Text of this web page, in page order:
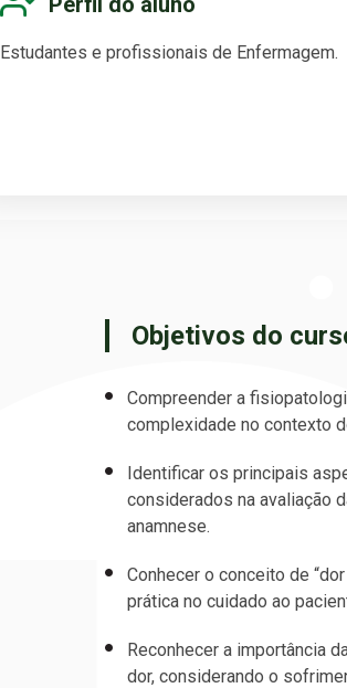
Estudantes e profissionais de Enfermagem.
Objetivos do
Compreender a
complexidade no contexto
Identificar os principais
considerados na avaliação
anamnese.
Conhecer o conceito de
prática no cuidado ao
Reconhecer a importância
dor, considerando o